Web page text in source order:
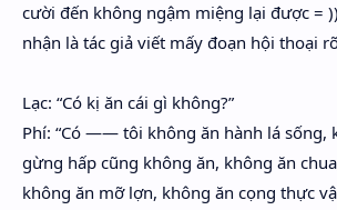
cười đến không ngậm miệng lại được =
nhận là tác giả viết mấy đoạn hội thoại
Lạc: “Có kị ăn cái gì không?”
Phí: “Có —— tôi không ăn hành lá sống,
gừng hấp cũng không ăn, không ăn
không ăn mỡ lợn, không ăn cọng thực